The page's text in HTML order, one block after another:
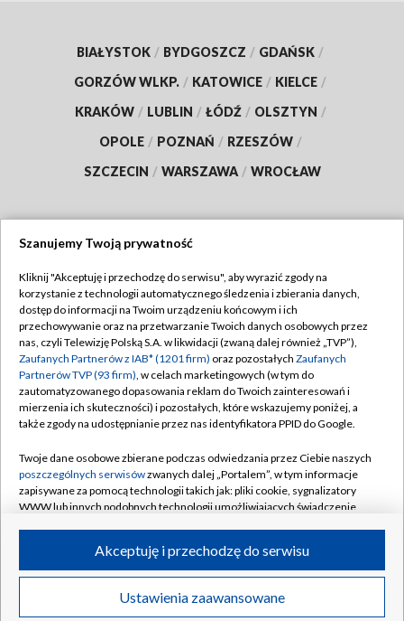
BIAŁYSTOK / BYDGOSZCZ / GDAŃSK /
GORZÓW WLKP. / KATOWICE / KIELCE /
KRAKÓW / LUBLIN / ŁÓDŹ / OLSZTYN /
OPOLE / POZNAŃ / RZESZÓW /
SZCZECIN / WARSZAWA / WROCŁAW
TVP
Abonament TVP
Emisja w TVP
Centrum informacji TVP
Naziemna Telewizja Cyfrowa
Rada Programowa
System NOS
Informacje o nadawcy
Program dla prasy
Ogłoszenie przetargowe
Regulamin TVP
Polityka prywatności
Moje zgody
Pomoc
Kontakt
Kanały
©2026 Telewizja Polska S.A. w likwidacji
Szanujemy Twoją prywatność
Kliknij "Akceptuję i przechodzę do serwisu", aby wyrazić zgody na
korzystanie z technologii automatycznego śledzenia i zbierania danych,
dostęp do informacji na Twoim urządzeniu końcowym i ich
przechowywanie oraz na przetwarzanie Twoich danych osobowych przez
nas, czyli Telewizję Polską S.A. w likwidacji (zwaną dalej również „TVP”),
Zaufanych Partnerów z IAB* (1201 firm) oraz pozostałych Zaufanych
Partnerów TVP (93 firm), w celach marketingowych (w tym do
zautomatyzowanego dopasowania reklam do Twoich zainteresowań i
mierzenia ich skuteczności) i pozostałych, które wskazujemy poniżej, a
także zgody na udostępnianie przez nas identyfikatora PPID do Google.
Twoje dane osobowe zbierane podczas odwiedzania przez Ciebie naszych
poszczególnych serwisówzwanych dalej „Portalem”, w tym informacje
zapisywane za pomocą technologii takich jak: pliki cookie, sygnalizatory
WWW lub innych podobnych technologii umożliwiających świadczenie
ruchu w Internecie.
Twoje dane osobowe zbierane podczas odwiedzania przez Ciebie
poszczególnych serwisówna Portalu, takie jak adresy IP, identyfikatory
Ustawienia zaawansowane
Akceptuję i przechodzę do serwisu